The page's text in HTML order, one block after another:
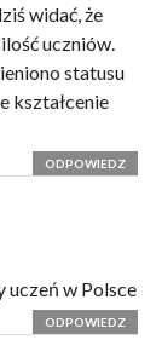
widać, że
uczniów.
statusu
kształcenie
ODPOWIEDZ
uczeń w Polsce
ODPOWIEDZ